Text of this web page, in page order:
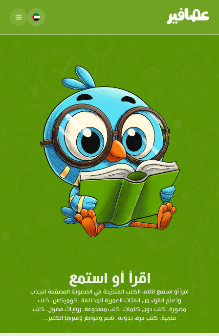
اقرأ أو استمع
اقرأ أو استمع لآلاف الكتب المتدرّحة في الصعوبة المصمّمة لتجذب
وتعلّم القرّاء من الفئات العمرية المختلفة. كوميكس، كتب
مصورة، كتب دون كلمات، كتب مسجوعة، روايات فصول، كتب
علمية، كتب حرف يدوية، شعر وخواطر وغيرها الكثير...